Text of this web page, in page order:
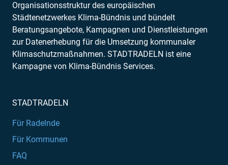
Organisationsstruktur des europäischen
Städtenetzwerkes Klima-Bündnis und bündelt
Beratungsangebote, Kampagnen und Dienstleistungen
zur Datenerhebung für die Umsetzung kommunaler
Klimaschutzmaßnahmen. STADTRADELN ist eine
Kampagne von Klima-Bündnis Services.
STADTRADELN
Für Radelnde
Für Kommunen
FAQ